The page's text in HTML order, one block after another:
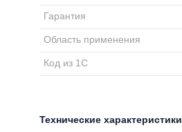
Гарантия
Область применения
Код из 1С
Технические характеристики